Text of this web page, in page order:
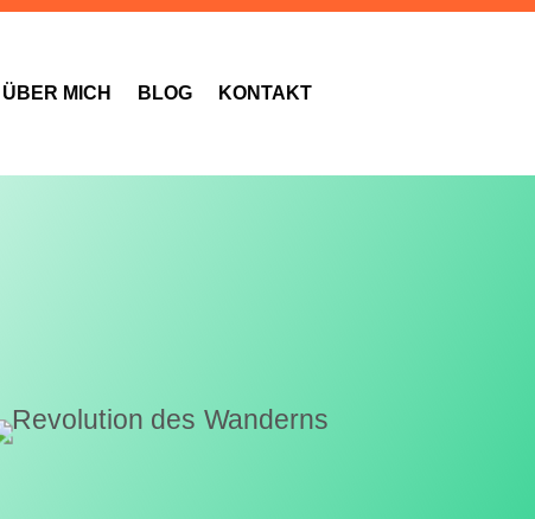
ÜBER MICH BLOG KONTAKT